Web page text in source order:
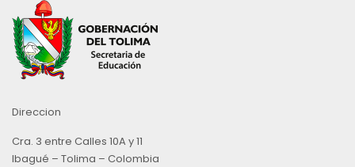
Direccion
Cra. 3 entre Calles 10A y 11
Ibagué – Tolima – Colombia